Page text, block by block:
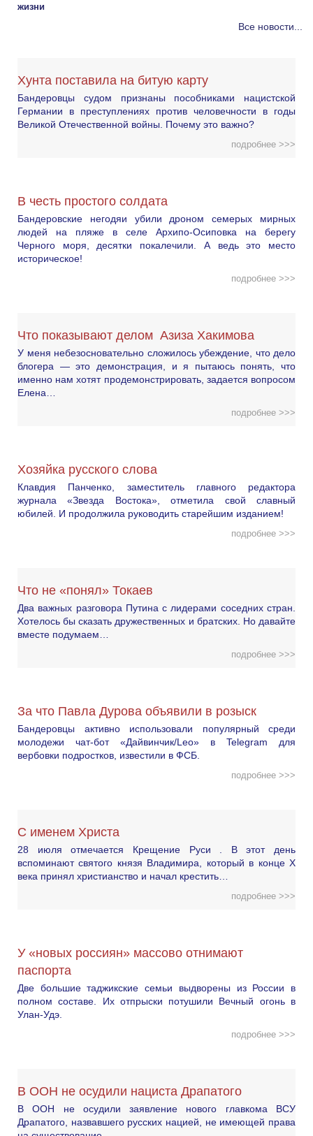
жизни
Все новости...
Хунта поставила на битую карту
Бандеровцы судом признаны пособниками нацистской
Германии в преступлениях против человечности в годы
Великой Отечественной войны. Почему это важно?
подробнее >>>
В честь простого солдата
Бандеровские негодяи убили дроном семерых мирных
людей на пляже в селе Архипо-Осиповка на берегу
Черного моря, десятки покалечили. А ведь это место
историческое!
подробнее >>>
Что показывают делом Азиза Хакимова
У меня небезосновательно сложилось убеждение, что дело
блогера — это демонстрация, и я пытаюсь понять, что
именно нам хотят продемонстрировать, задается вопросом
Елена…
подробнее >>>
Хозяйка русского слова
Клавдия Панченко, заместитель главного редактора
журнала «Звезда Востока», отметила свой славный
юбилей. И продолжила руководить старейшим изданием!
подробнее >>>
Что не «понял» Токаев
Два важных разговора Путина с лидерами соседних стран.
Хотелось бы сказать дружественных и братских. Но давайте
вместе подумаем…
подробнее >>>
За что Павла Дурова объявили в розыск
Бандеровцы активно использовали популярный среди
молодежи чат-бот «Дайвинчик/Leo» в Telegram для
вербовки подростков, известили в ФСБ.
подробнее >>>
С именем Христа
28 июля отмечается Крещение Руси . В этот день
вспоминают святого князя Владимира, который в конце X
века принял христианство и начал крестить…
подробнее >>>
У «новых россиян» массово отнимают
паспорта
Две большие таджикские семьи выдворены из России в
полном составе. Их отпрыски потушили Вечный огонь в
Улан-Удэ.
подробнее >>>
В ООН не осудили нациста Драпатого
В ООН не осудили заявление нового главкома ВСУ
Драпатого, назвавшего русских нацией, не имеющей права